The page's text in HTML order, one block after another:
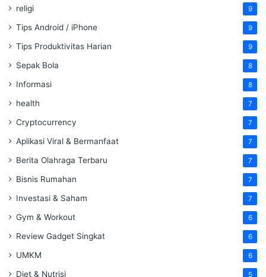
religi 9
Tips Android / iPhone 9
Tips Produktivitas Harian 9
Sepak Bola 8
Informasi 8
health 7
Cryptocurrency 7
Aplikasi Viral & Bermanfaat 7
Berita Olahraga Terbaru 7
Bisnis Rumahan 7
Investasi & Saham 7
Gym & Workout 6
Review Gadget Singkat 6
UMKM 6
Diet & Nutrisi 5